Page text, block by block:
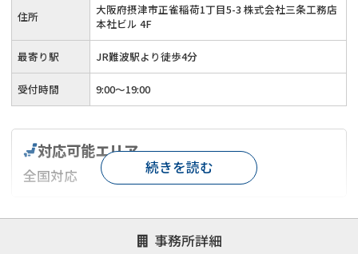
住所
大阪府摂津市正雀稲荷1丁目5-3 株式会社三条工務店
本社ビル 4F
最寄り駅 JR難波駅より徒歩4分
受付時間 9:00～19:00
事務所詳細
対応可能エリア
全国対応
対応が親身 オンライン面談可能
レスポンスが早い
1億円以上の買取可
続きを読む